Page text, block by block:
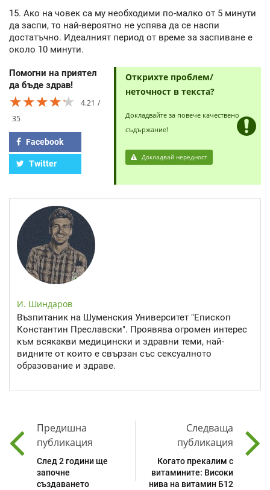
15. Ако на човек са му необходими по-малко от 5 минути
да заспи, то най-вероятно не успява да се наспи
достатъчно. Идеалният период от време за заспиване е
около 10 минути.
Помогни на приятел
да бъде здрав!
★★★★★
★★★★★
★★★★★
4.21
35
Facebook
Twitter
Открихте проблем/
неточност в текста?
Докладвайте за повече качествено
съдържание!
Докладвай нередност
И. Шиндаров
Възпитаник на Шуменския Университет "Епископ
Константин Преславски". Проявява огромен интерес
към всякакви медицински и здравни теми, най-
видните от които е свързан със сексуалното
образование и здраве.
Предишна
публикация
След 2 години ще
започнe
създаването
Следваща
публикация
Когато прекалим с
витамините: Високи
нива на витамин Б12